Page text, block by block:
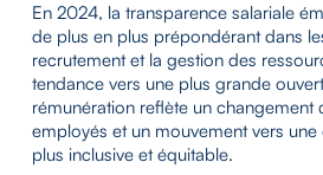
En 2024, la transparence salariale
de plus en plus prépondérant dans
recrutement et la gestion des
tendance vers une plus grande
rémunération reflète un changement
employés et un mouvement vers une
plus inclusive et équitable.